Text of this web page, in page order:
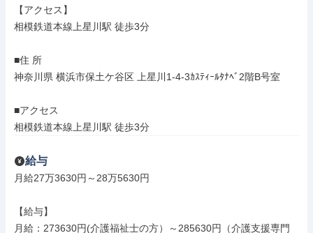
【アクセス】
相模鉄道本線上星川駅 徒歩3分
■住 所
神奈川県 横浜市保土ケ谷区 上星川1-4-3ｶｽﾃｨｰﾙﾀﾅﾍﾞ2階B号室
■アクセス
相模鉄道本線上星川駅 徒歩3分
給与
月給27万3630円～28万5630円
【給与】
月給：273630円(介護福祉士の方）～285630円（介護支援専門